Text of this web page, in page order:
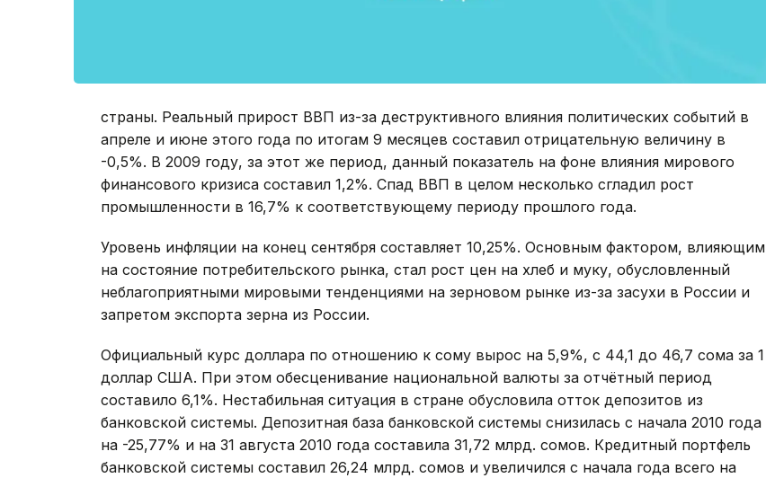
страны. Реальный прирост ВВП из-за деструктивного влияния политических событий в
апреле и июне этого года по итогам 9 месяцев составил отрицательную величину в
-0,5%. В 2009 году, за этот же период, данный показатель на фоне влияния мирового
финансового кризиса составил 1,2%. Спад ВВП в целом несколько сгладил рост
промышленности в 16,7% к соответствующему периоду прошлого года.
Уровень инфляции на конец сентября составляет 10,25%. Основным фактором, влияющим
на состояние потребительского рынка, стал рост цен на хлеб и муку, обусловленный
неблагоприятными мировыми тенденциями на зерновом рынке из-за засухи в России и
запретом экспорта зерна из России.
Официальный курс доллара по отношению к сому вырос на 5,9%, с 44,1 до 46,7 сома за 1
доллар США. При этом обесценивание национальной валюты за отчётный период
составило 6,1%. Нестабильная ситуация в стране обусловила отток депозитов из
банковской системы. Депозитная база банковской системы снизилась с начала 2010 года
на -25,77% и на 31 августа 2010 года составила 31,72 млрд. сомов. Кредитный портфель
банковской системы составил 26,24 млрд. сомов и увеличился с начала года всего на